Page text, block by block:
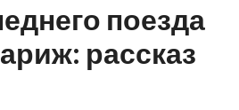
поезда
рассказ